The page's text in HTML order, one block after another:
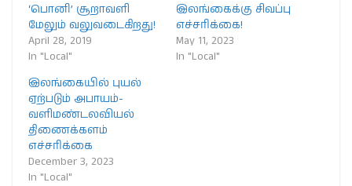
‘பொனி’ சூறாவளி
மேலும் வலுவடைகிறது!
April 28, 2019
In "Local"
இலங்கைக்கு சிவப்பு
எச்சரிக்கை!
May 11, 2023
In "Local"
இலங்கையில் புயல்
ஏற்படும் அபாயம்-
வளிமண்டலவியல்
திணைக்களம்
எச்சரிக்கை
December 3, 2023
In "Local"